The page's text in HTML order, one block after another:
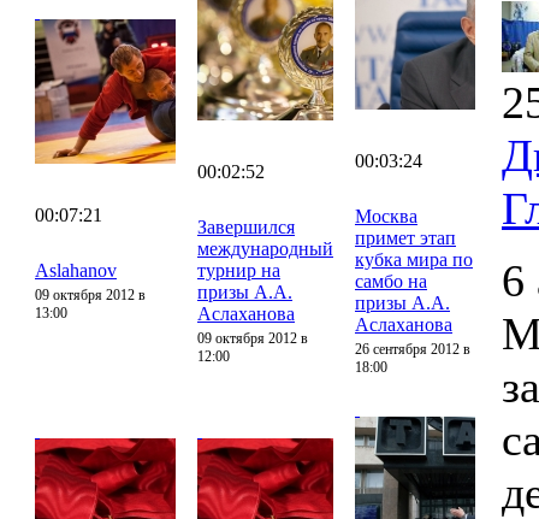
00:07:21
Aslahanov
09 октября 2012 в
13:00
00:02:52
Завершился
международный
турнир на
призы А.А.
Аслаханова
09 октября 2012 в
12:00
00:03:24
Москва
примет этап
кубка мира по
самбо на
призы А.А.
Аслаханова
26 сентября 2012 в
18:00
6